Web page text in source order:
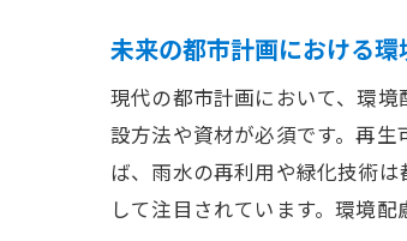
未来の都市計画における
現代の都市計画において、環
設方法や資材が必須です。再
ば、雨水の再利用や緑化技術
して注目されています。環境